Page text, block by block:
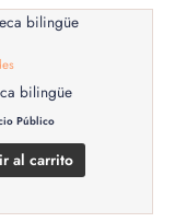
bilingüe
Público
al carrito